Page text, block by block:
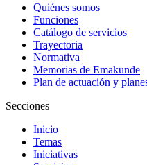
Quiénes somos
Funciones
Catálogo de servicios
Trayectoria
Normativa
Memorias de Emakunde
Plan de actuación y
Secciones
Inicio
Temas
Iniciativas